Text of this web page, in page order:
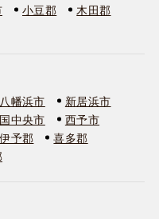
小豆郡
木田郡
八幡浜市
新居浜市
中央市
西予市
伊予郡
喜多郡